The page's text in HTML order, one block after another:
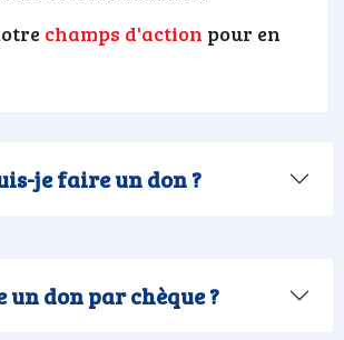
champs d'action pour en
je faire un don ?
don par chèque ?